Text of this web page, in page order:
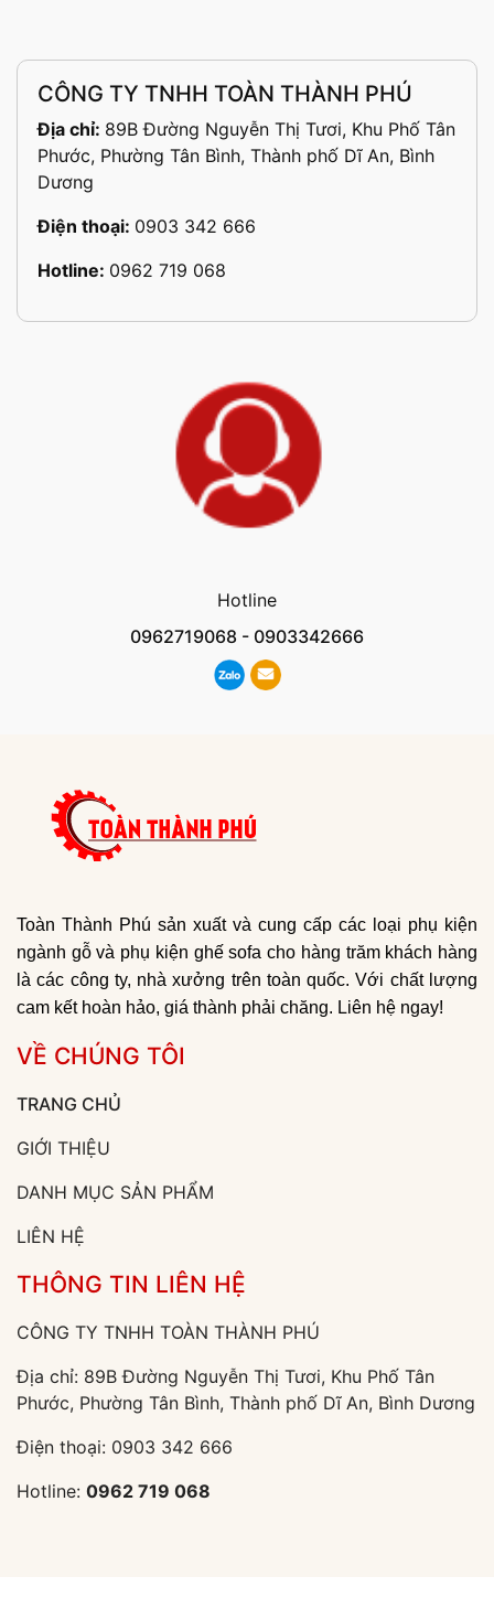
CÔNG TY TNHH TOÀN THÀNH PHÚ
Địa chỉ: 89B Đường Nguyễn Thị Tươi, Khu Phố Tân
Phước, Phường Tân Bình, Thành phố Dĩ An, Bình
Dương
Điện thoại: 0903 342 666
Hotline: 0962 719 068
Hotline
0962719068 - 0903342666
Toàn Thành Phú sản xuất và cung cấp các loại phụ kiện
ngành gỗ và phụ kiện ghế sofa cho hàng trăm khách hàng
là các công ty, nhà xưởng trên toàn quốc. Với chất lượng
cam kết hoàn hảo, giá thành phải chăng. Liên hệ ngay!
VỀ CHÚNG TÔI
TRANG CHỦ
GIỚI THIỆU
DANH MỤC SẢN PHẨM
LIÊN HỆ
THÔNG TIN LIÊN HỆ
CÔNG TY TNHH TOÀN THÀNH PHÚ
Địa chỉ: 89B Đường Nguyễn Thị Tươi, Khu Phố Tân
Phước, Phường Tân Bình, Thành phố Dĩ An, Bình Dương
Điện thoại: 0903 342 666
Hotline: 0962 719 068